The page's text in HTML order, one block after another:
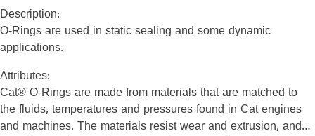
Description:
O-Rings are used in static sealing and some dynamic
applications.
Attributes:
Cat® O-Rings are made from materials that are matched to
the fluids, temperatures and pressures found in Cat engines
and machines. The materials resist wear and extrusion, and